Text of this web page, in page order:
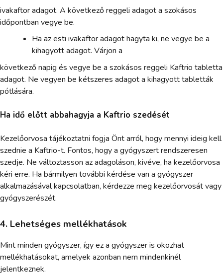
ivakaftor adagot. A következő reggeli adagot a szokásos
időpontban vegye be.
Ha az esti ivakaftor adagot hagyta ki, ne vegye be a
kihagyott adagot. Várjon a
következő napig és vegye be a szokásos reggeli Kaftrio tabletta
adagot. Ne vegyen be kétszeres adagot a kihagyott tabletták
pótlására.
Ha idő előtt abbahagyja a Kaftrio szedését
Kezelőorvosa tájékoztatni fogja Önt arról, hogy mennyi ideig kell
szednie a Kaftrio-t. Fontos, hogy a gyógyszert rendszeresen
szedje. Ne változtasson az adagoláson, kivéve, ha kezelőorvosa
kéri erre. Ha bármilyen további kérdése van a gyógyszer
alkalmazásával kapcsolatban, kérdezze meg kezelőorvosát vagy
gyógyszerészét.
4. Lehetséges mellékhatások
Mint minden gyógyszer, így ez a gyógyszer is okozhat
mellékhatásokat, amelyek azonban nem mindenkinél
jelentkeznek.